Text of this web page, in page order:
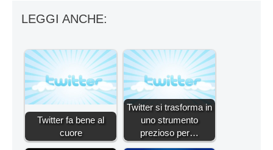
LEGGI ANCHE:
Twitter fa bene al
cuore
Twitter si trasforma in
uno strumento
prezioso per…